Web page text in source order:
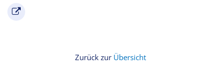
Zurück zur Übersicht